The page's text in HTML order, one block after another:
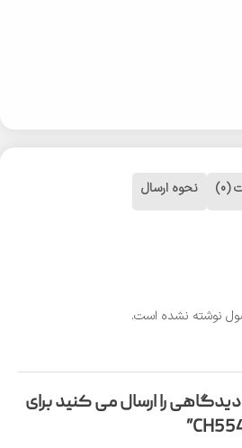
(0) نحوه ارسال
نوشته نشده است.
را ارسال می کنید برای